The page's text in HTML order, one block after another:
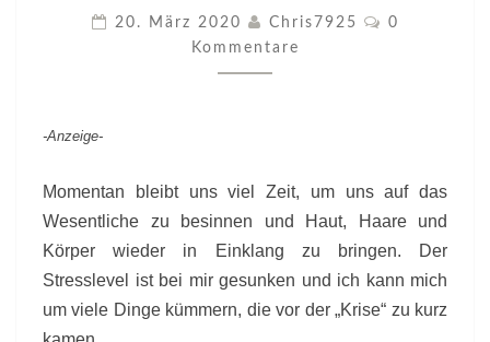
–
UNBOXING
20. März 2020 Chris7925 Kommentare
0
Kommentare
-Anzeige-
Momentan bleibt uns viel Zeit, um uns auf das
Wesentliche zu besinnen und Haut, Haare und
Körper wieder in Einklang zu bringen. Der
Stresslevel ist bei mir gesunken und ich kann mich
um viele Dinge kümmern, die vor der „Krise“ zu kurz